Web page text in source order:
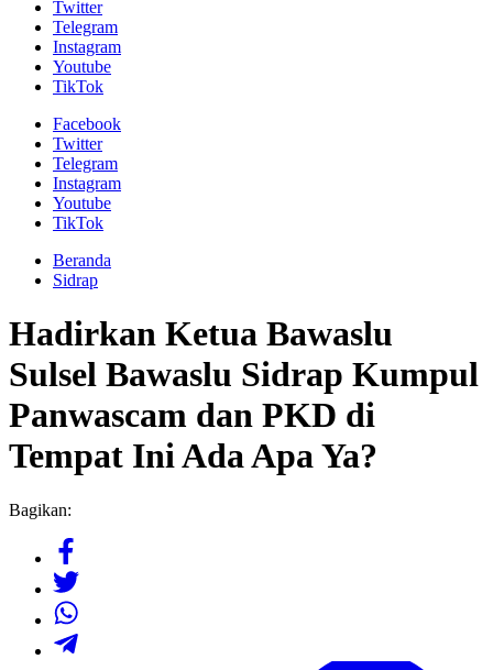
Twitter
Telegram
Instagram
Youtube
TikTok
Facebook
Twitter
Telegram
Instagram
Youtube
TikTok
Beranda
Sidrap
Hadirkan Ketua Bawaslu
Sulsel Bawaslu Sidrap Kumpul
Panwascam dan PKD di
Tempat Ini Ada Apa Ya?
Bagikan: